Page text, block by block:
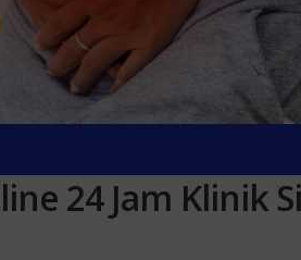
24 Jam Klinik